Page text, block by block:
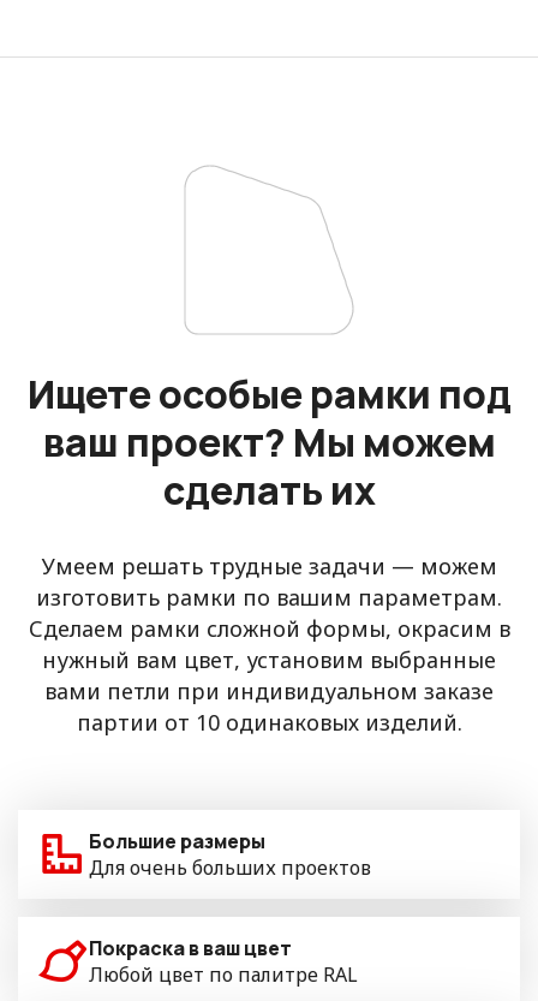
Ищете особые рамки под
ваш проект? Мы можем
сделать их
Умеем решать трудные задачи — можем
изготовить рамки по вашим параметрам.
Сделаем рамки сложной формы, окрасим в
нужный вам цвет, установим выбранные
вами петли при индивидуальном заказе
партии от 10 одинаковых изделий.
Большие размеры
Для очень больших проектов
Покраска в ваш цвет
Любой цвет по палитре RAL